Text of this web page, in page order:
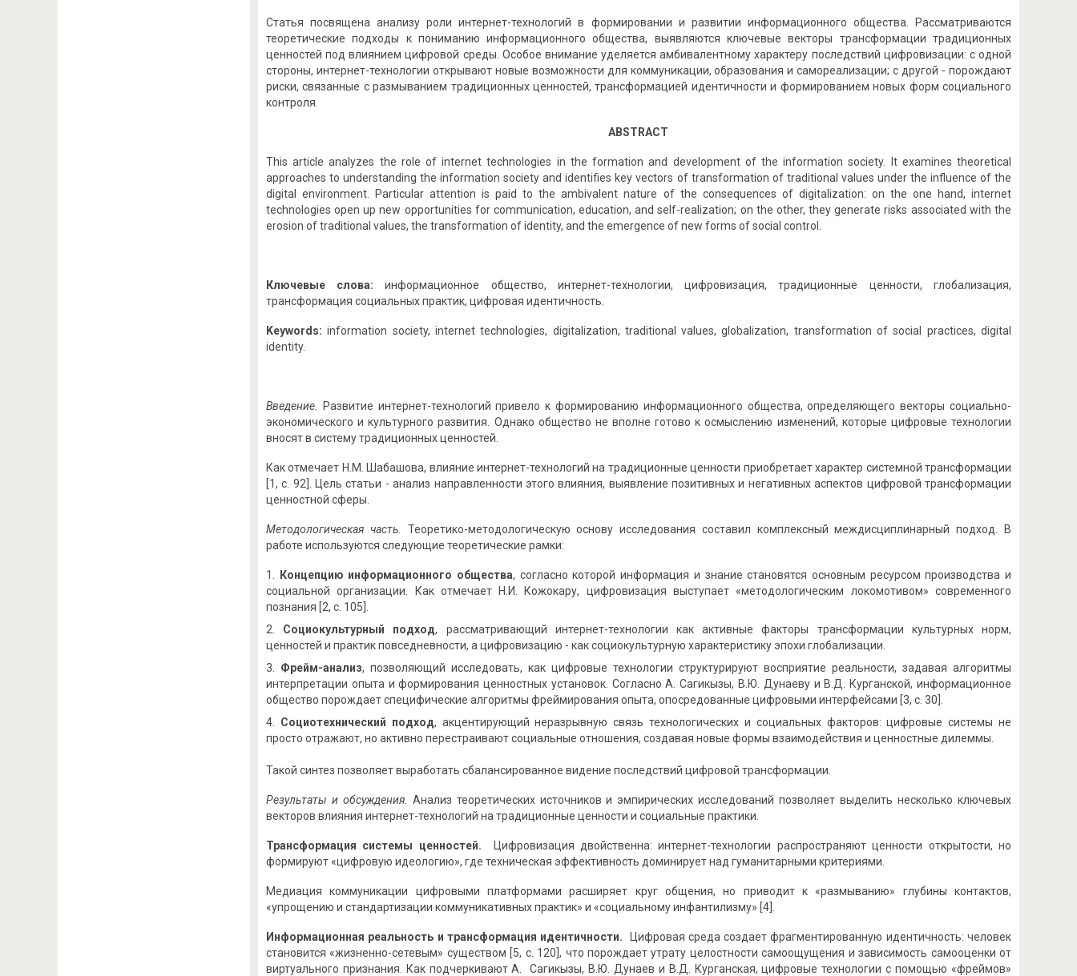
Cтатья посвящена анализу роли интернет-технологий в формировании и развитии информационного общества. Рассматриваются
теоретические подходы к пониманию информационного общества, выявляются ключевые векторы трансформации традиционных
ценностей под влиянием цифровой среды. Особое внимание уделяется амбивалентному характеру последствий цифровизации: с одной
стороны, интернет-технологии открывают новые возможности для коммуникации, образования и самореализации; с другой - порождают
риски, связанные с размыванием традиционных ценностей, трансформацией идентичности и формированием новых форм социального
контроля.
ABSTRACT
This article analyzes the role of internet technologies in the formation and development of the information society. It examines theoretical
approaches to understanding the information society and identifies key vectors of transformation of traditional values ​​under the influence of the
digital environment. Particular attention is paid to the ambivalent nature of the consequences of digitalization: on the one hand, internet
technologies open up new opportunities for communication, education, and self-realization; on the other, they generate risks associated with the
erosion of traditional values, the transformation of identity, and the emergence of new forms of social control.
Ключевые слова:информационное общество, интернет-технологии, цифровизация, традиционные ценности, глобализация,
трансформация социальных практик, цифровая идентичность.
Keywords:information society, internet technologies, digitalization, traditional values, globalization, transformation of social practices, digital
identity.
Введение.
Развитие интернет-технологий привело к формированию информационного общества, определяющего векторы социально-
экономического и культурного развития. Однако общество не вполне готово к осмыслению изменений, которые цифровые технологии
вносят в систему традиционных ценностей.
Как отмечает Н.М. Шабашова, влияние интернет-технологий на традиционные ценности приобретает характер системной трансформации
[1, с. 92]. Цель статьи - анализ направленности этого влияния, выявление позитивных и негативных аспектов цифровой трансформации
ценностной сферы.
Методологическая часть.
Теоретико-методологическую основу исследования составил комплексный междисциплинарный подход. В
работе используются следующие теоретические рамки:
Концепцию информационного общества, согласно которой информация и знание становятся основным ресурсом производства и
социальной организации. Как отмечает Н.И. Кожокару, цифровизация выступает «методологическим локомотивом» современного
познания [2, с. 105].
Социокультурный подход, рассматривающий интернет-технологии как активные факторы трансформации культурных норм,
ценностей и практик повседневности, а цифровизацию - как социокультурную характеристику эпохи глобализации.
Фрейм-анализ, позволяющий исследовать, как цифровые технологии структурируют восприятие реальности, задавая алгоритмы
интерпретации опыта и формирования ценностных установок. Согласно А. Сагикызы, В.Ю. Дунаеву и В.Д. Курганской, информационное
общество порождает специфические алгоритмы фреймирования опыта, опосредованные цифровыми интерфейсами [3, с. 30].
Социотехнический подход, акцентирующий неразрывную связь технологических и социальных факторов: цифровые системы не
просто отражают, но активно перестраивают социальные отношения, создавая новые формы взаимодействия и ценностные дилеммы.
Такой синтез позволяет выработать сбалансированное видение последствий цифровой трансформации.
Результаты и обсуждения.
Анализ теоретических источников и эмпирических исследований позволяет выделить несколько ключевых
векторов влияния интернет-технологий на традиционные ценности и социальные практики.
Трансформация системы ценностей. Цифровизация двойственна: интернет-технологии распространяют ценности открытости, но
формируют «цифровую идеологию», где техническая эффективность доминирует над гуманитарными критериями.
Медиация коммуникации цифровыми платформами расширяет круг общения, но приводит к «размыванию» глубины контактов,
«упрощению и стандартизации коммуникативных практик» и «социальному инфантилизму» [4].
Информационная реальность и трансформация идентичности.
Цифровая среда создает фрагментированную идентичность: человек
становится «жизненно-сетевым» существом [5, с. 120], что порождает утрату целостности самоощущения и зависимость самооценки от
виртуального признания. Как подчеркивают А. Сагикызы, В.Ю. Дунаев и В.Д. Курганская, цифровые технологии с помощью «фреймов»